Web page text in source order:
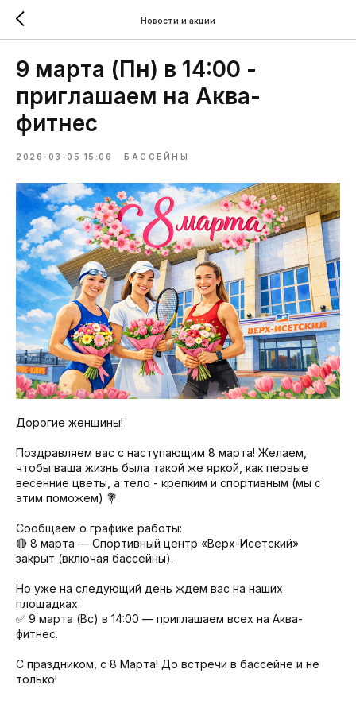
Новости и акции
9 марта (Пн) в 14:00 -
приглашаем на Аква-
фитнес
2026-03-05 15:06 БАССЕЙНЫ
Дорогие женщины!
Поздравляем вас с наступающим 8 марта! Желаем,
чтобы ваша жизнь была такой же яркой, как первые
весенние цветы, а тело - крепким и спортивным (мы с
этим поможем) 💐
Сообщаем о графике работы:
🔴 8 марта — Спортивный центр «Верх-Исетский»
закрыт (включая бассейны).
Но уже на следующий день ждем вас на наших
площадках.
✅ 9 марта (Вс) в 14:00 — приглашаем всех на Аква-
фитнес.
С праздником, с 8 Марта! До встречи в бассейне и не
только!